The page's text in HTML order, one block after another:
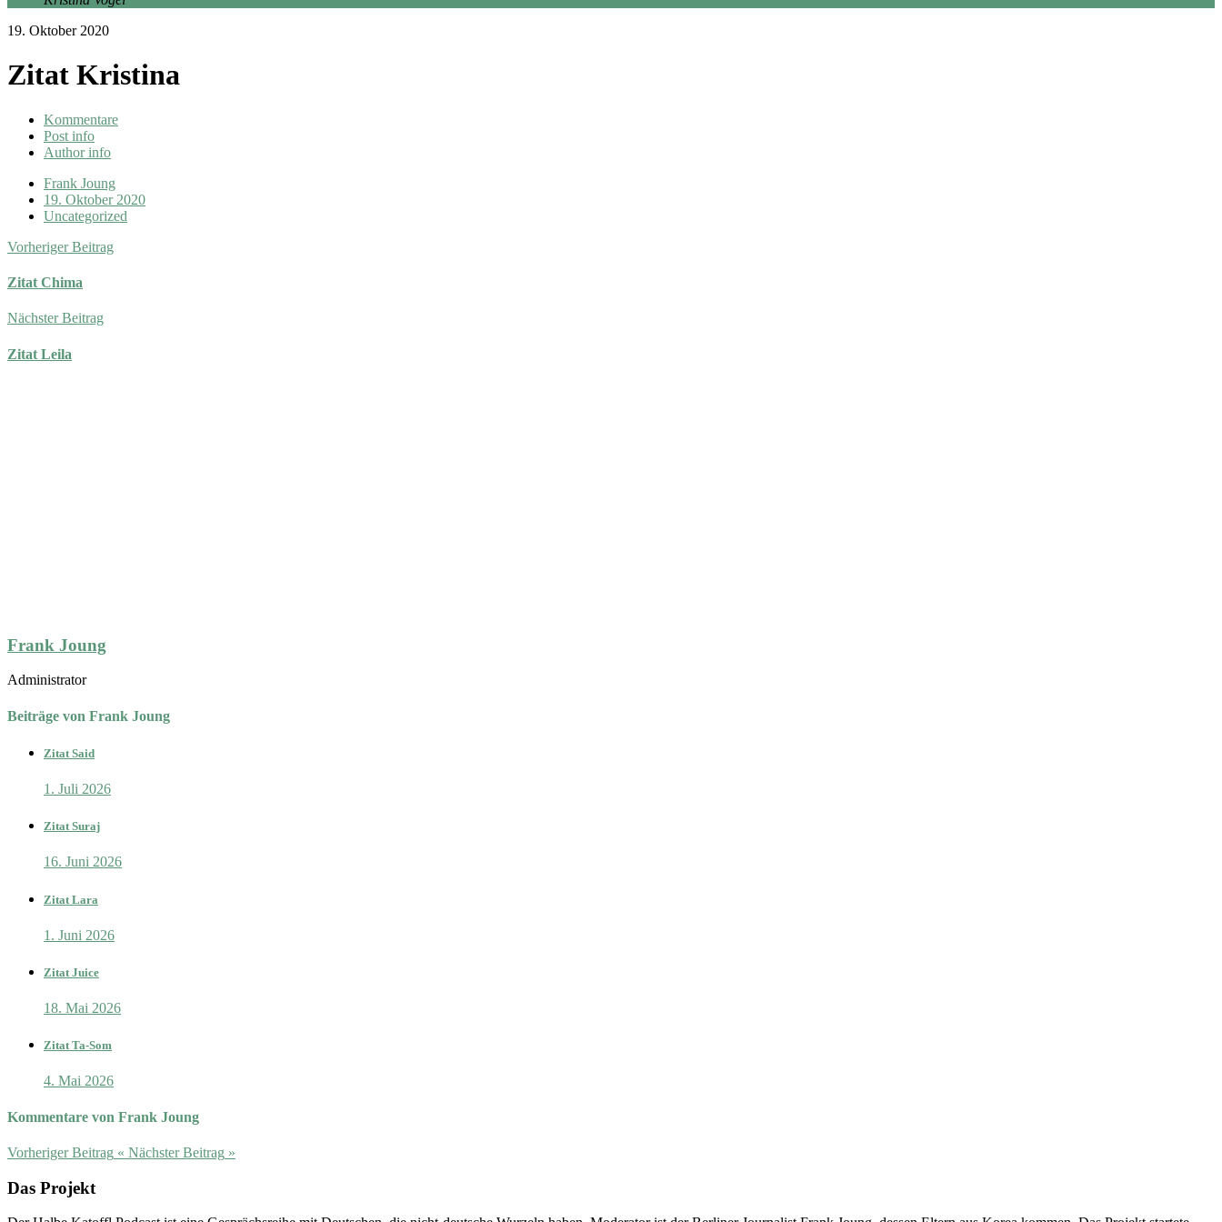
19. Oktober 2020
Zitat Kristina
Kommentare
Post info
Author info
Frank Joung
19. Oktober 2020
Uncategorized
Vorheriger Beitrag
Zitat Chima
Nächster Beitrag
Zitat Leila
Frank Joung
Administrator
Beiträge von Frank Joung
Zitat Said
1. Juli 2026
Zitat Suraj
16. Juni 2026
Zitat Lara
1. Juni 2026
Zitat Juice
18. Mai 2026
Zitat Ta-Som
4. Mai 2026
Kommentare von Frank Joung
Vorheriger Beitrag « Nächster Beitrag »
Das Projekt